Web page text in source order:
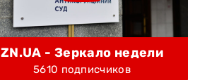
ZN.UA - Зеркало недели
5610 подписчиков